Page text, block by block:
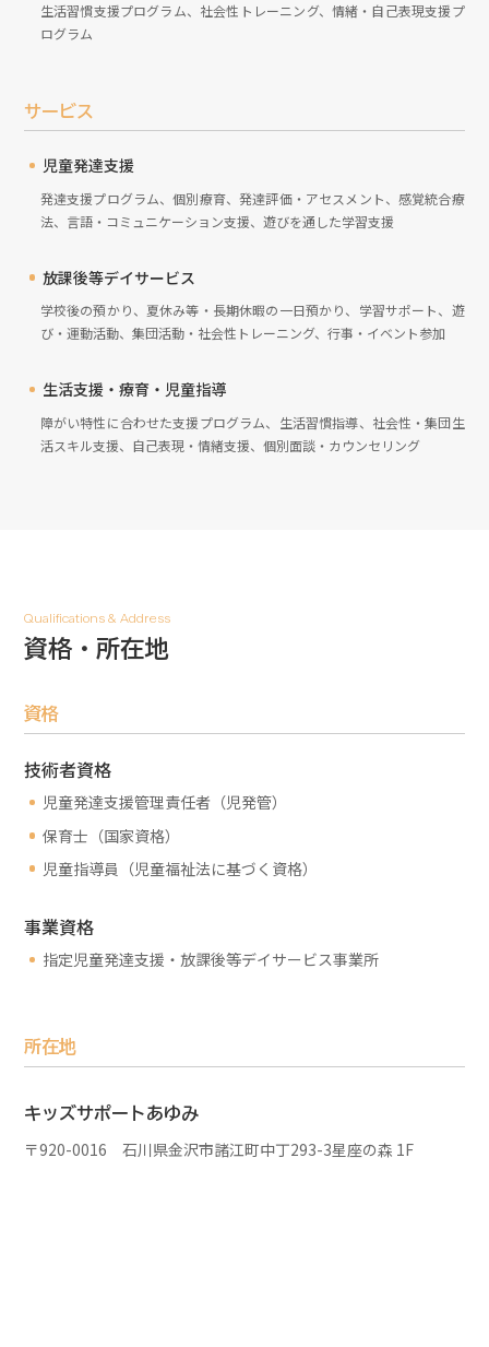
生活習慣支援プログラム、社会性トレーニング、情緒・自己表現支援プ
ログラム
サービス
児童発達支援
発達支援プログラム、個別療育、発達評価・アセスメント、感覚統合療
法、言語・コミュニケーション支援、遊びを通した学習支援
放課後等デイサービス
学校後の預かり、夏休み等・長期休暇の一日預かり、学習サポート、遊
び・運動活動、集団活動・社会性トレーニング、行事・イベント参加
生活支援・療育・児童指導
障がい特性に合わせた支援プログラム、生活習慣指導、社会性・集団生
活スキル支援、自己表現・情緒支援、個別面談・カウンセリング
Qualifications & Address
資格・所在地
資格
技術者資格
児童発達支援管理責任者（児発管）
保育士（国家資格）
児童指導員（児童福祉法に基づく資格）
事業資格
指定児童発達支援・放課後等デイサービス事業所
所在地
キッズサポートあゆみ
〒920-0016 石川県金沢市諸江町中丁293-3星座の森 1F